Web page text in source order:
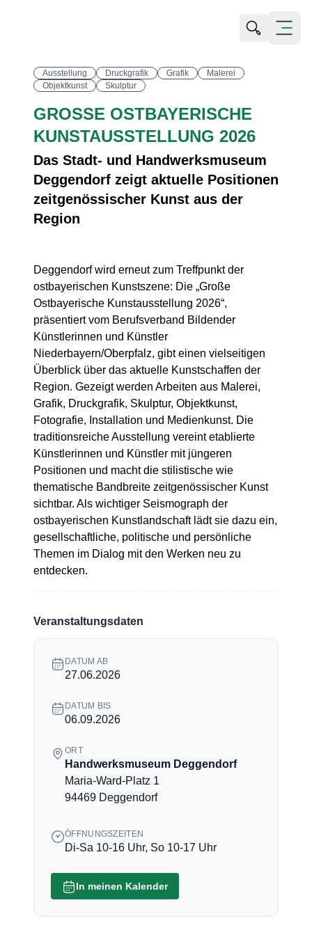
Suche
Menü
Alle Bilder ansehen
Ausstellung Druckgrafik Grafik
Malerei
Objektkunst
Skulptur
GROSSE OSTBAYERISCHE K
UNSTAUSSTELLUNG 2026
Das Stadt- und Handwerksmuseum
Deggendorf zeigt aktuelle Positionen
zeitgenössischer Kunst aus der
Region
Deggendorf wird erneut zum Treffpunkt der
ostbayerischen Kunstszene: Die „Große
Ostbayerische Kunstausstellung 2026“,
präsentiert vom Berufsverband Bildender
Künstlerinnen und Künstler
Niederbayern/Oberpfalz, gibt einen vielseitigen
Überblick über das aktuelle Kunstschaffen der
Region. Gezeigt werden Arbeiten aus Malerei,
Grafik, Druckgrafik, Skulptur, Objektkunst,
Fotografie, Installation und Medienkunst. Die
traditionsreiche Ausstellung vereint etablierte
Künstlerinnen und Künstler mit jüngeren
Positionen und macht die stilistische wie
thematische Bandbreite zeitgenössischer Kunst
sichtbar. Als wichtiger Seismograph der
ostbayerischen Kunstlandschaft lädt sie dazu ein,
gesellschaftliche, politische und persönliche
Themen im Dialog mit den Werken neu zu
entdecken.
Veranstaltungsdaten
DATUM AB
27.06.2026
DATUM BIS
06.09.2026
ORT
Handwerksmuseum Deggendorf
Maria-Ward-Platz 1
94469 Deggendorf
ÖFFNUNGSZEITEN
Di-Sa 10-16 Uhr, So 10-17 Uhr
In meinen Kalender